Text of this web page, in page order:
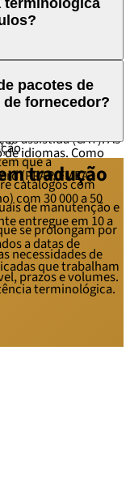
de qualidade,
e as ferramentas
A tradução deve
o que é
técnica tem
assistida (CAT). As
que a
catálogos com
de manutenção e
se prolongam por
pacotes de
fornecedor?
idiomas. Como
(PPAP, FMEA,
com 30 000 a 50
entregue em 10 a
a datas de
que trabalham
terminológica.
tradução
necessidades de
prazos e volumes.